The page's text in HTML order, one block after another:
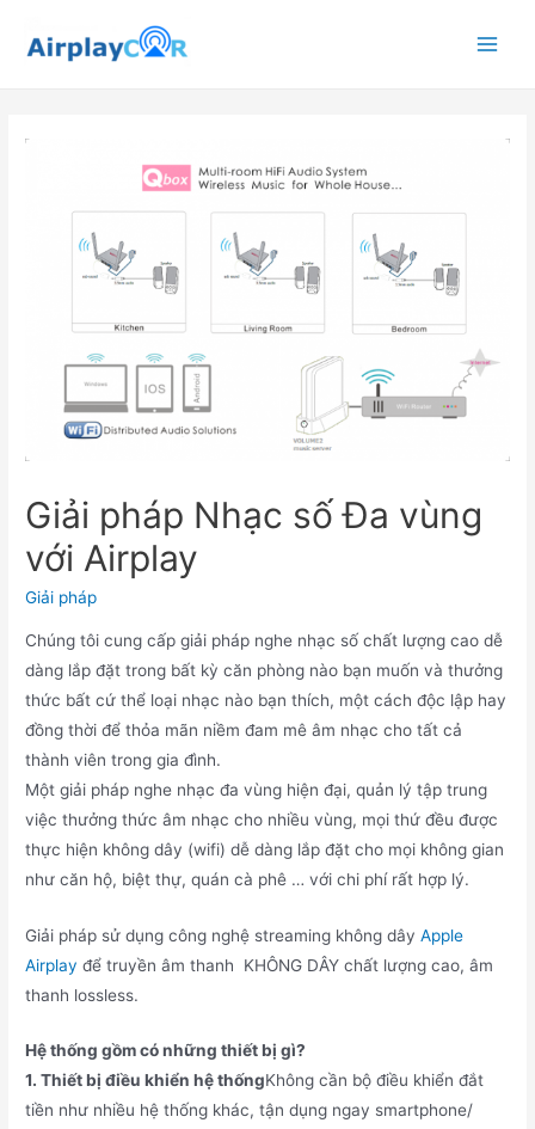
Giải pháp Nhạc số Đa vùng
với Airplay
Giải pháp
Chúng tôi cung cấp giải pháp nghe nhạc số chất lượng cao dễ
dàng lắp đặt trong bất kỳ căn phòng nào bạn muốn và thưởng
thức bất cứ thể loại nhạc nào bạn thích, một cách độc lập hay
đồng thời để thỏa mãn niềm đam mê âm nhạc cho tất cả
thành viên trong gia đình.
Một giải pháp nghe nhạc đa vùng hiện đại, quản lý tập trung
việc thưởng thức âm nhạc cho nhiều vùng, mọi thứ đều được
thực hiện không dây (wifi) dễ dàng lắp đặt cho mọi không gian
như căn hộ, biệt thự, quán cà phê … với chi phí rất hợp lý.
Giải pháp sử dụng công nghệ streaming không dâyApple
Airplayđể truyền âm thanh KHÔNG DÂY chất lượng cao, âm
thanh lossless.
Hệ thống gồm có những thiết bị gì?
1. Thiết bị điều khiển hệ thốngKhông cần bộ điều khiển đắt
tiền như nhiều hệ thống khác, tận dụng ngay smartphone/